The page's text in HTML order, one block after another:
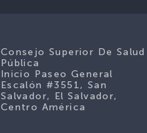
Consejo Superior De Salud
Pública
Inicio Paseo General
Escalón #3551, San
Salvador, El Salvador,
Centro América